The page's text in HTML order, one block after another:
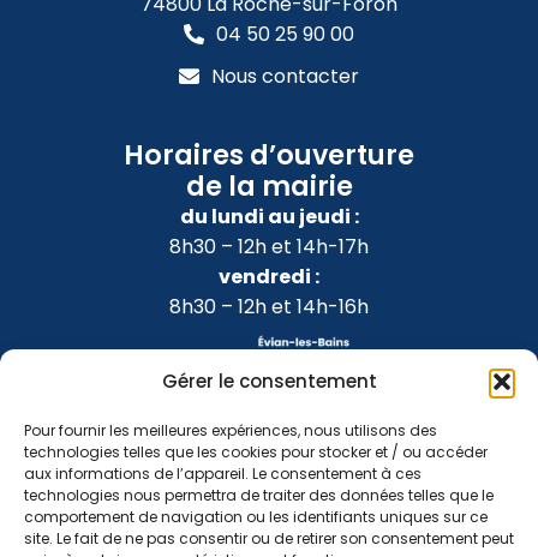
Gérer le consentement
Pour fournir les meilleures expériences, nous utilisons des
technologies telles que les cookies pour stocker et / ou accéder
aux informations de l’appareil. Le consentement à ces
technologies nous permettra de traiter des données telles que le
comportement de navigation ou les identifiants uniques sur ce
site. Le fait de ne pas consentir ou de retirer son consentement peut
04 50 25 90 00
Nous contacter
Horaires d’ouverture
de la mairie
du lundi au jeudi :
8h30 – 12h et 14h-17h
vendredi :
8h30 – 12h et 14h-16h